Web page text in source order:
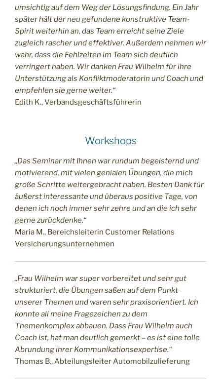
umsichtig auf dem Weg der Lösungsfindung. Ein Jahr
später hält der neu gefundene konstruktive Team-
Spirit weiterhin an, das Team erreicht seine Ziele
zugleich rascher und effektiver. Außerdem nehmen wir
wahr, dass die Fehlzeiten im Team sich deutlich
verringert haben. Wir danken Frau Wilhelm für ihre
Unterstützung als Konfliktmoderatorin und Coach und
empfehlen sie gerne weiter.“
Edith K., Verbandsgeschäftsführerin
Workshops
„Das Seminar mit Ihnen war rundum begeisternd und
motivierend, mit vielen genialen Übungen, die mich
große Schritte weitergebracht haben. Besten Dank für
äußerst interessante und überaus positive Tage, von
denen ich noch immer sehr zehre und an die ich sehr
gerne zurückdenke.“
Maria M., Bereichsleiterin Customer Relations
Versicherungsunternehmen
„Frau Wilhelm war super vorbereitet und sehr gut
strukturiert, die Übungen saßen auf dem Punkt
unserer Themen und waren sehr praxisorientiert. Ich
konnte all meine Fragezeichen zu dem
Themenkomplex abbauen. Dass Frau Wilhelm auch
Coach ist, hat man deutlich gemerkt – es ist eine tolle
Abrundung ihrer Kommunikationsexpertise.“
Thomas B., Abteilungsleiter Automobilzulieferung